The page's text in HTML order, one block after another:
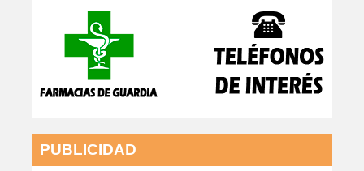
PUBLICIDAD